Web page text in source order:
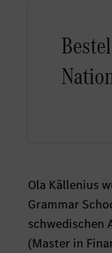
Ola Källenius
Grammar
schwedischen
(Master in